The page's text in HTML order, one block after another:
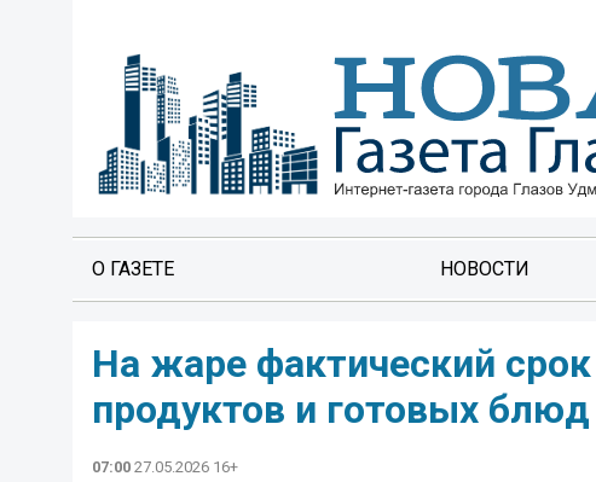
О ГАЗЕТЕ НОВОСТИ
На жаре фактический
продуктов и готовых
07:00 27.05.2026 16+